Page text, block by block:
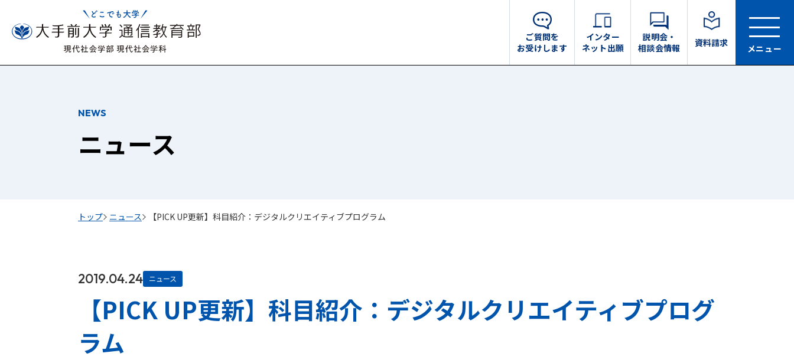
ご質問を
お受けします
インター
ネット出願
説明会・
相談会情報
資料請求
メニュー
NEWS
ニュース
トップ ニュース 【PICK UP更新】科目紹介：デジタルクリエイティブプログラム
2019.04.24 ニュース
【PICK UP更新】科目紹介：デジタルクリエイティブプログ
ラム